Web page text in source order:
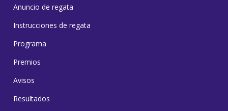
Anuncio de regata
Instrucciones de regata
Programa
Premios
Avisos
Resultados